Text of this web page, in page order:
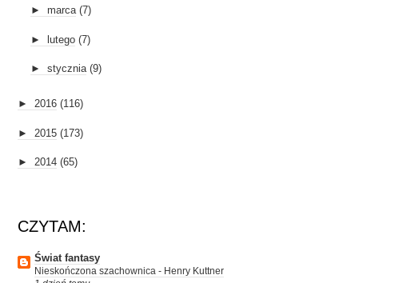
► marca (7)
► lutego (7)
► stycznia (9)
► 2016 (116)
► 2015 (173)
► 2014 (65)
CZYTAM:
Świat fantasy
Nieskończona szachownica - Henry Kuttner